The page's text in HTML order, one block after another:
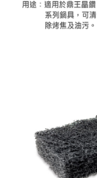
ATM／網路銀行／等多
※ 請注意：結帳手續完
購買商品的店家。未經
※ 交易是否成功請以「
是否繳費成功／繳費後
https://
１．透過由恩沛科技股
易，需依本服務之必要
權轉讓予恩沛科技股份
２．關於個人資料處理
https://aftee.tw/terms/
３．未成年的使用者請
「AFTEE先享後付」，
每筆NT$60，滿
每筆NT$150，滿
每筆NT$200，滿